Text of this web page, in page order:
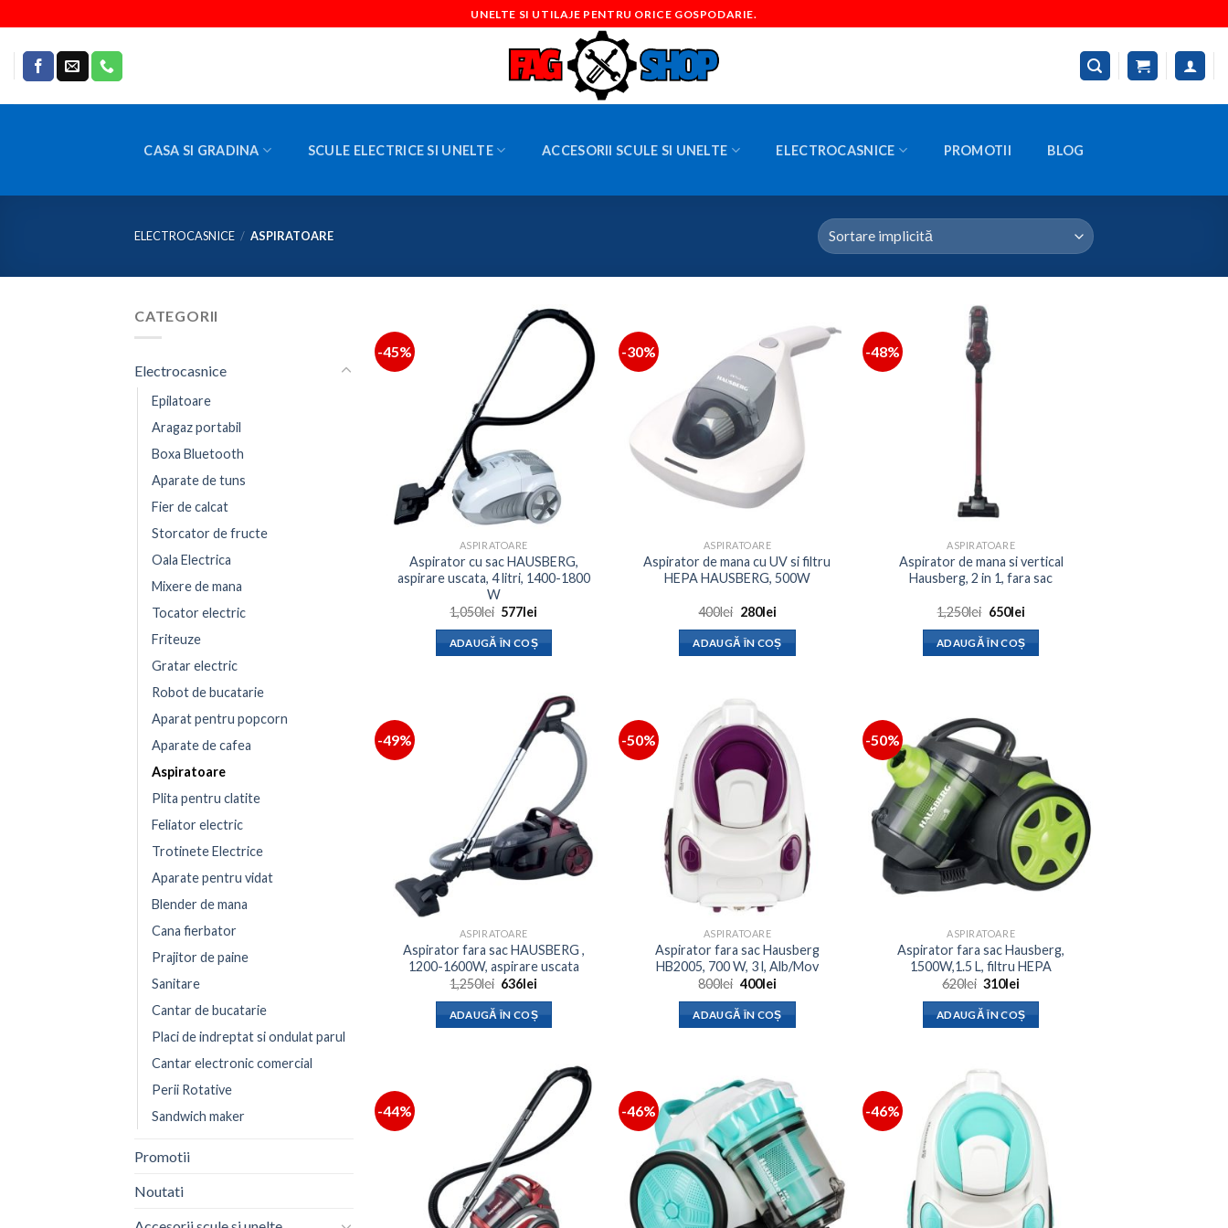
to
content
UNELTE SI UTILAJE PENTRU ORICE GOSPODARIE.
CASA SI GRADINA SCULE ELECTRICE SI UNELTE ACCESORII SCULE SI UNELTE ELECTROCASNICE PROMOTII BLOG
ELECTROCASNICE / ASPIRATOARE
CATEGORII
Electrocasnice
Epilatoare
Aragaz portabil
Boxa Bluetooth
Aparate de tuns
Fier de calcat
Storcator de fructe
Oala Electrica
Mixere de mana
Tocator electric
Friteuze
Gratar electric
Robot de bucatarie
Aparat pentru popcorn
Aparate de cafea
Aspiratoare
Plita pentru clatite
Feliator electric
Trotinete Electrice
Aparate pentru vidat
Blender de mana
Cana fierbator
Prajitor de paine
Sanitare
Cantar de bucatarie
Placi de indreptat si ondulat parul
Cantar electronic comercial
Perii Rotative
Sandwich maker
Promotii
Noutati
-45%
ASPIRATOARE
Aspirator cu sac HAUSBERG,
aspirare uscata, 4 litri, 1400-1800
W
1,050lei Prețul
a
fost:
577lei
este:
577lei.
ADAUGĂ ÎN COȘ
-30%
ASPIRATOARE
Aspirator de mana cu UV si filtru
HEPA HAUSBERG, 500W
400lei Prețul
a
fost:
280leiPrețul
este:
280lei.
ADAUGĂ ÎN COȘ
-48%
ASPIRATOARE
Aspirator de mana si vertical
Hausberg, 2 in 1, fara sac
1,250lei Prețul
a
fost:
650leiPrețul
este:
650lei.
ADAUGĂ ÎN COȘ
-49%
ASPIRATOARE
Aspirator fara sac HAUSBERG ,
1200-1600W, aspirare uscata
1,250lei Prețul
a
fost:
636lei
este:
636lei.
ADAUGĂ ÎN COȘ
-50%
ASPIRATOARE
Aspirator fara sac Hausberg
HB2005, 700 W, 3 l, Alb/Mov
800lei Prețul
a
fost:
400leiPrețul
este:
400lei.
ADAUGĂ ÎN COȘ
-50%
ASPIRATOARE
Aspirator fara sac Hausberg,
1500W,1.5 L, filtru HEPA
620lei Prețul
a
fost:
310lei
este:
310lei.
ADAUGĂ ÎN COȘ
-44% -46% -46%